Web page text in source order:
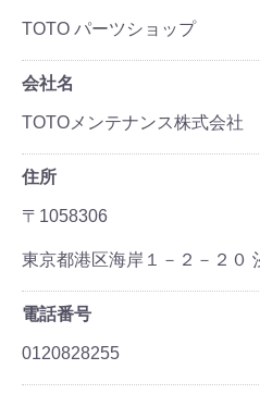
TOTO パーツショップ
会社名
TOTOメンテナンス株式会社
住所
〒1058306
東京都港区海岸１－２－２０
電話番号
0120828255